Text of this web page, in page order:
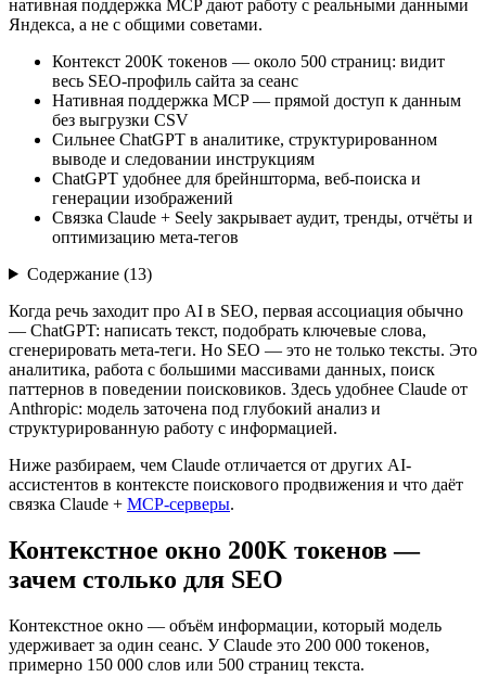
нативная поддержка MCP дают работу с реальными данными
Яндекса, а не с общими советами.
Контекст 200K токенов — около 500 страниц: видит
весь SEO-профиль сайта за сеанс
Нативная поддержка MCP — прямой доступ к данным
без выгрузки CSV
Сильнее ChatGPT в аналитике, структурированном
выводе и следовании инструкциям
ChatGPT удобнее для брейншторма, веб-поиска и
генерации изображений
Связка Claude + Seely закрывает аудит, тренды, отчёты и
оптимизацию мета-тегов
Содержание (13)
Когда речь заходит про AI в SEO, первая ассоциация обычно
— ChatGPT: написать текст, подобрать ключевые слова,
сгенерировать мета-теги. Но SEO — это не только тексты. Это
аналитика, работа с большими массивами данных, поиск
паттернов в поведении поисковиков. Здесь удобнее Claude от
Anthropic: модель заточена под глубокий анализ и
структурированную работу с информацией.
Ниже разбираем, чем Claude отличается от других AI-
ассистентов в контексте поискового продвижения и что даёт
связка Claude + MCP-серверы.
Контекстное окно 200K токенов —
зачем столько для SEO
Контекстное окно — объём информации, который модель
удерживает за один сеанс. У Claude это 200 000 токенов,
примерно 150 000 слов или 500 страниц текста.